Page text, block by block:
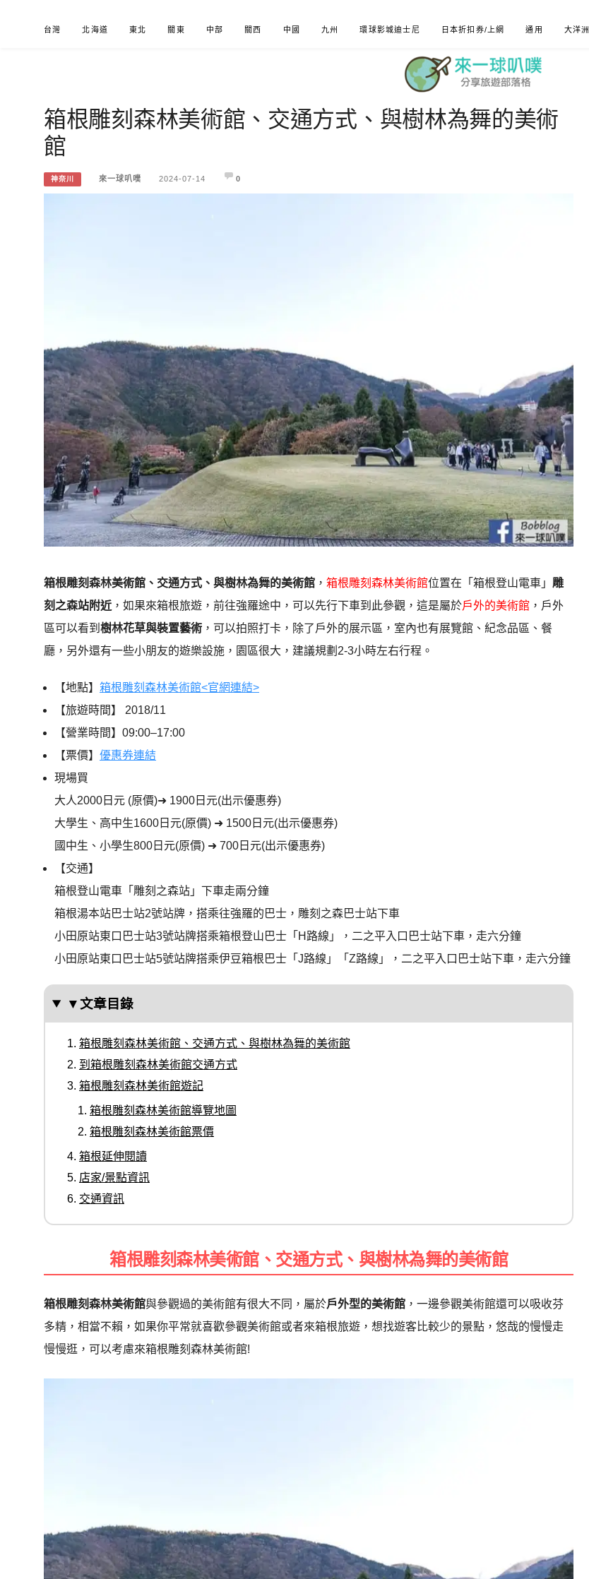
台灣 北海道 東北 關東 中部 關西 中國 九州 環球影城迪士尼 日本折扣券/上網 通用 大洋洲
來一球叭噗
分享日本自助部落格
箱根雕刻森林美術館、交通方式、與樹林為舞的美術
館
神奈川 來一球叭噗 2024-07-14 0
箱根雕刻森林美術館、交通方式、與樹林為舞的美術館 ， 箱根雕刻森林美術館位置在「箱根登山電車」 雕
刻之森站附近 ，如果來箱根旅遊，前往強羅途中，可以先行下車到此參觀，這是屬於戶外的美術館 ，戶外
區可以看到 樹林花草與裝置藝術 ，可以拍照打卡，除了戶外的展示區，室內也有展覽館、紀念品區、餐
廳，另外還有一些小朋友的遊樂設施，園區很大，建議規劃2-3小時左右行程。
【地點】 箱根雕刻森林美術館<官網連結>
【旅遊時間】
2018/11
【營業時間】09:00–17:00
【票價】 優惠券連結
現場買
大人2000日元 (原價)➜ 1900日元(出示優惠券)
大學生、高中生1600日元(原價) ➜ 1500日元(出示優惠券)
國中生、小學生800日元(原價) ➜ 700日元(出示優惠券)
【交通】
箱根登山電車「雕刻之森站」下車走兩分鐘
箱根湯本站巴士站2號站牌，搭乘往強羅的巴士，雕刻之森巴士站下車
小田原站東口巴士站3號站牌搭乘箱根登山巴士「H路線」，二之平入口巴士站下車，走六分鐘
小田原站東口巴士站5號站牌搭乘伊豆箱根巴士「J路線」「Z路線」，二之平入口巴士站下車，走六分鐘
▼文章目錄
箱根雕刻森林美術館、交通方式、與樹林為舞的美術館
到箱根雕刻森林美術館交通方式
箱根雕刻森林美術館遊記
箱根雕刻森林美術館導覽地圖
箱根雕刻森林美術館票價
箱根延伸閱讀
店家/景點資訊
交通資訊
箱根雕刻森林美術館、交通方式、與樹林為舞的美術館
箱根雕刻森林美術館與參觀過的美術館有很大不同，屬於戶外型的美術館 ，一邊參觀美術館還可以吸收芬
多精，相當不賴，如果你平常就喜歡參觀美術館或者來箱根旅遊，想找遊客比較少的景點，悠哉的慢慢走
慢慢逛，可以考慮來箱根雕刻森林美術館!